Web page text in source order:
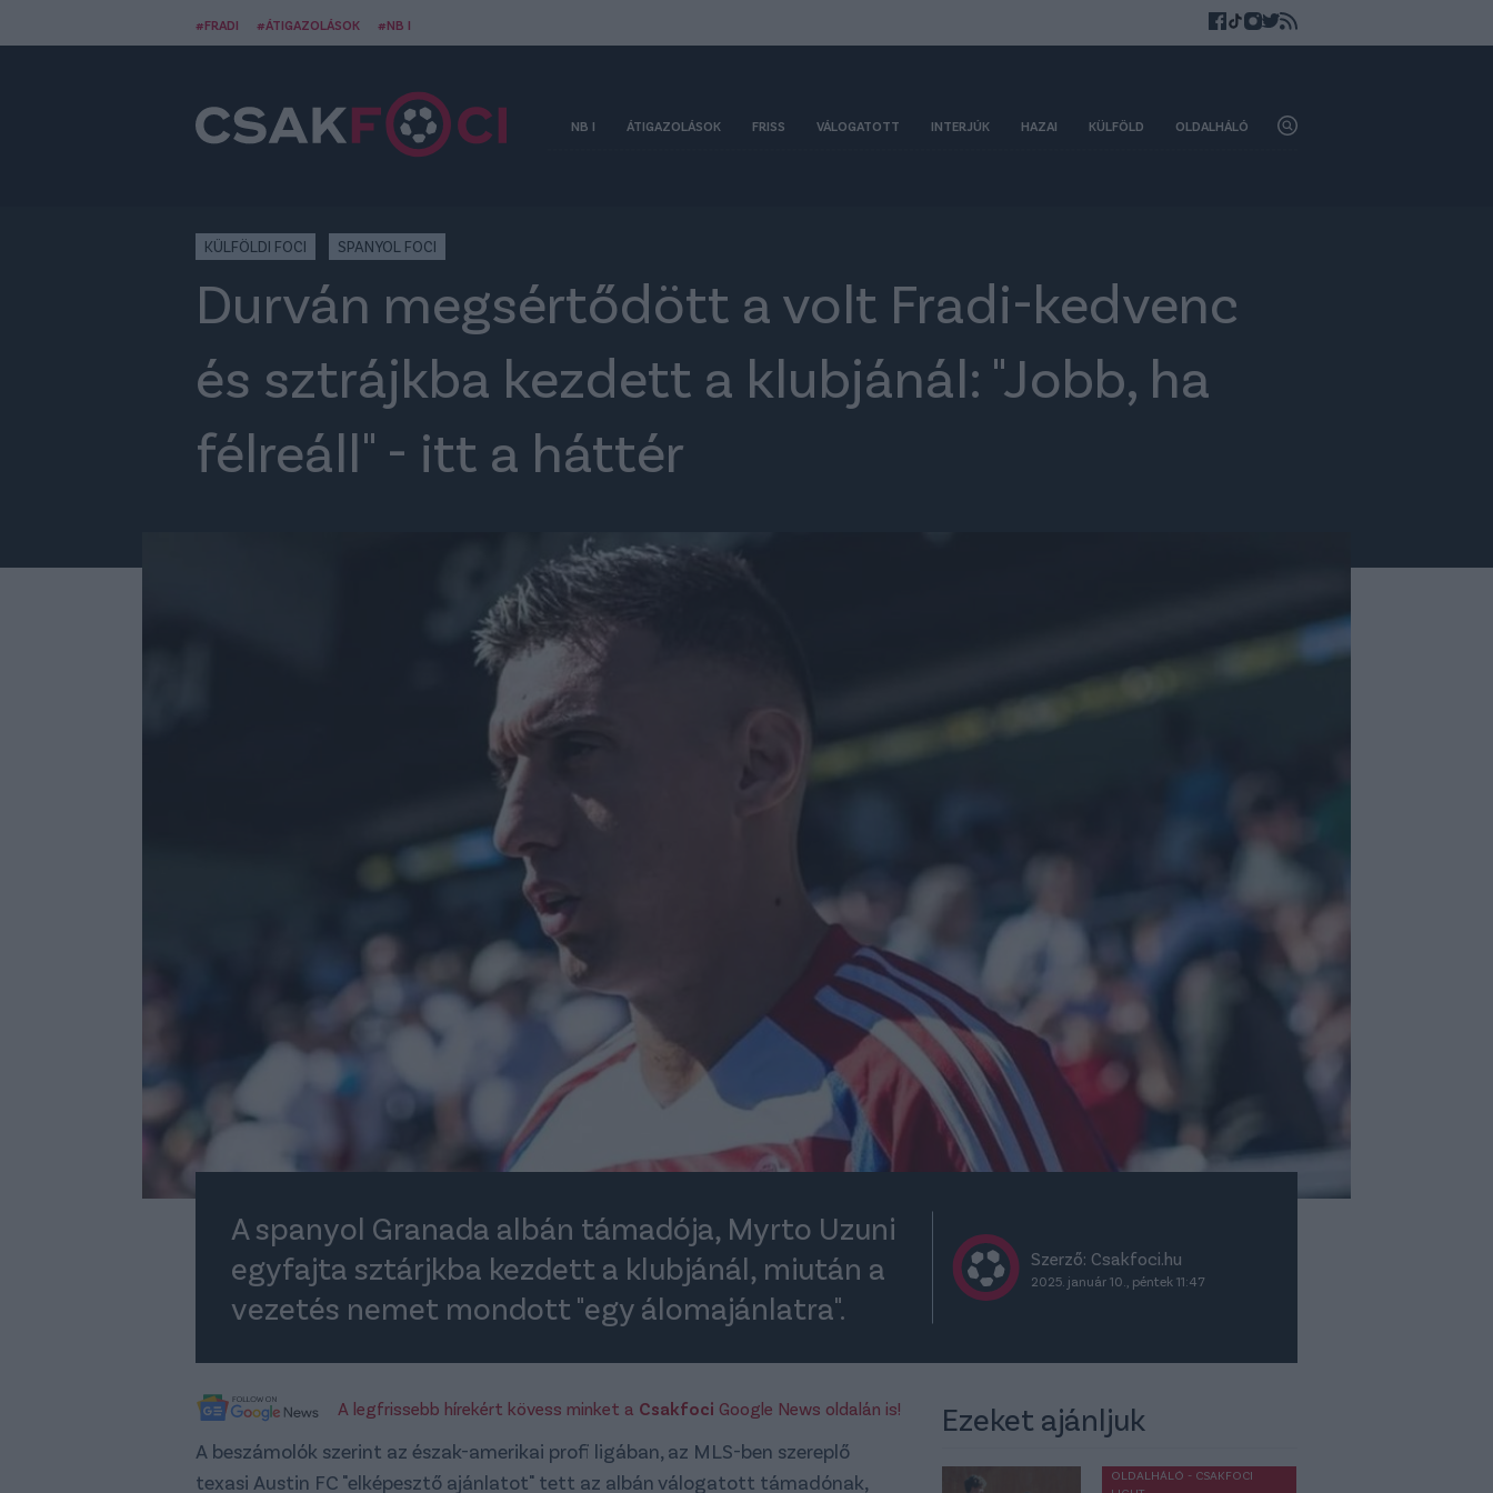
#FRADI #ÁTIGAZOLÁSOK #NB I
NB I ÁTIGAZOLÁSOK FRISS VÁLOGATOTT INTERJÚK HAZAI KÜLFÖLD OLDALHÁLÓ
KÜLFÖLDI FOCI SPANYOL FOCI
Durván megsértődött a volt Fradi-kedvenc
és sztrájkba kezdett a klubjánál: "Jobb, ha
félreáll" - itt a háttér
A spanyol Granada albán támadója, Myrto Uzuni
egyfajta sztárjkba kezdett a klubjánál, miután a
vezetés nemet mondott "egy álomajánlatra".
Szerző: Csakfoci.hu
2025. január 10., péntek 11:47
A legfrissebb hírekért kövess minket a Csakfoci Google News oldalán is!
A beszámolók szerint az észak-amerikai profi ligában, az MLS-ben szereplő
texasi Austin FC "elképesztő ajánlatot" tett az albán válogatott támadónak,
Ezeket ajánljuk
OLDALHÁLÓ - CSAKFOCI